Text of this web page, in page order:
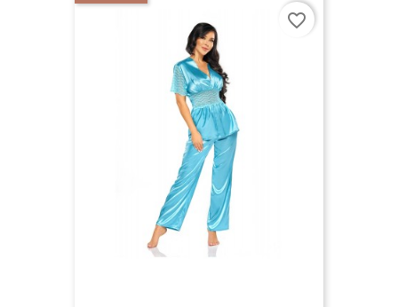
favorite_border